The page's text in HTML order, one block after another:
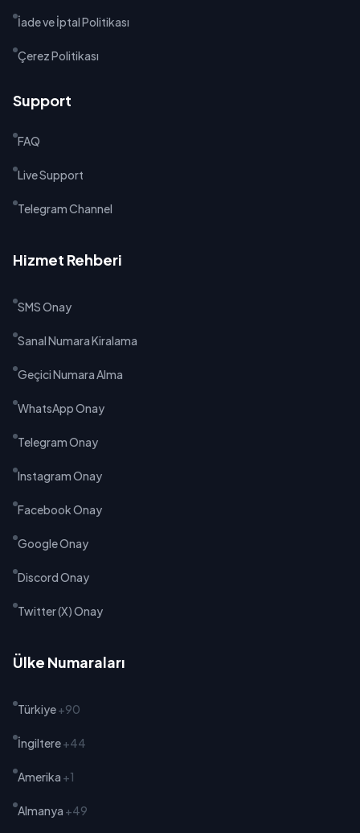
İade ve İptal Politikası
Çerez Politikası
Support
FAQ
Live Support
Telegram Channel
Hizmet Rehberi
SMS Onay
Sanal Numara Kiralama
Geçici Numara Alma
WhatsApp Onay
Telegram Onay
Instagram Onay
Facebook Onay
Google Onay
Discord Onay
Twitter (X) Onay
Ülke Numaraları
Türkiye+90
İngiltere+44
Amerika +1
Almanya +49